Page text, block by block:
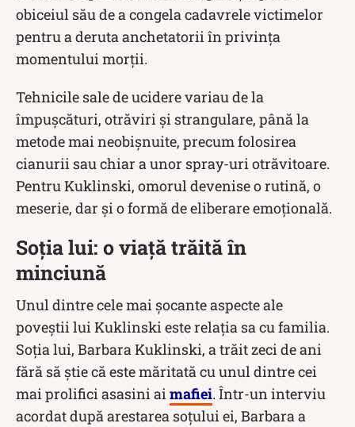
obiceiul său de a congela cadavrele victimelor
pentru a deruta anchetatorii în privința
momentului morții.
Tehnicile sale de ucidere variau de la
împușcături, otrăviri și strangulare, până la
metode mai neobișnuite, precum folosirea
cianurii sau chiar a unor spray-uri otrăvitoare.
Pentru Kuklinski, omorul devenise o rutină, o
meserie, dar și o formă de eliberare emoțională.
Soția lui: o viață trăită în
minciună
Unul dintre cele mai șocante aspecte ale
poveștii lui Kuklinski este relația sa cu familia.
Soția lui, Barbara Kuklinski, a trăit zeci de ani
fără să știe că este măritată cu unul dintre cei
mai prolifici asasini ai mafiei. Într-un interviu
acordat după arestarea soțului ei, Barbara a